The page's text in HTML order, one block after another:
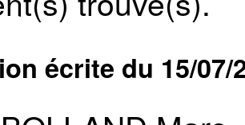
écrite du 15/07/